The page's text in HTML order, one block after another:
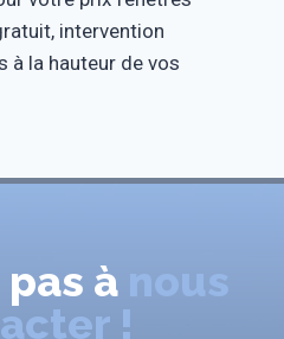
intervention
à la hauteur de vos
pas à nous
!